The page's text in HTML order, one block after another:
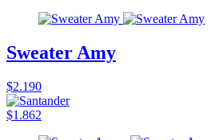
Sweater Amy
$2.190
$1.862